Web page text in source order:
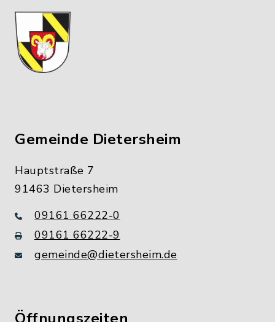
Gemeinde Dietersheim
Hauptstraße 7
91463 Dietersheim
09161 66222-0
09161 66222-9
gemeinde@dietersheim.de
Öffnungszeiten